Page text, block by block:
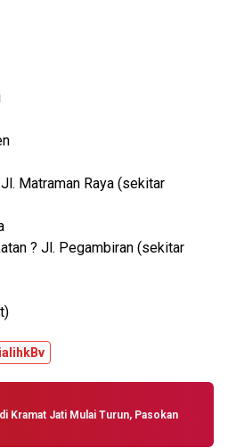
Matraman Raya (sekitar
? Jl. Pegambiran (sekitar
Kramat Jati Mulai Turun, Pasokan